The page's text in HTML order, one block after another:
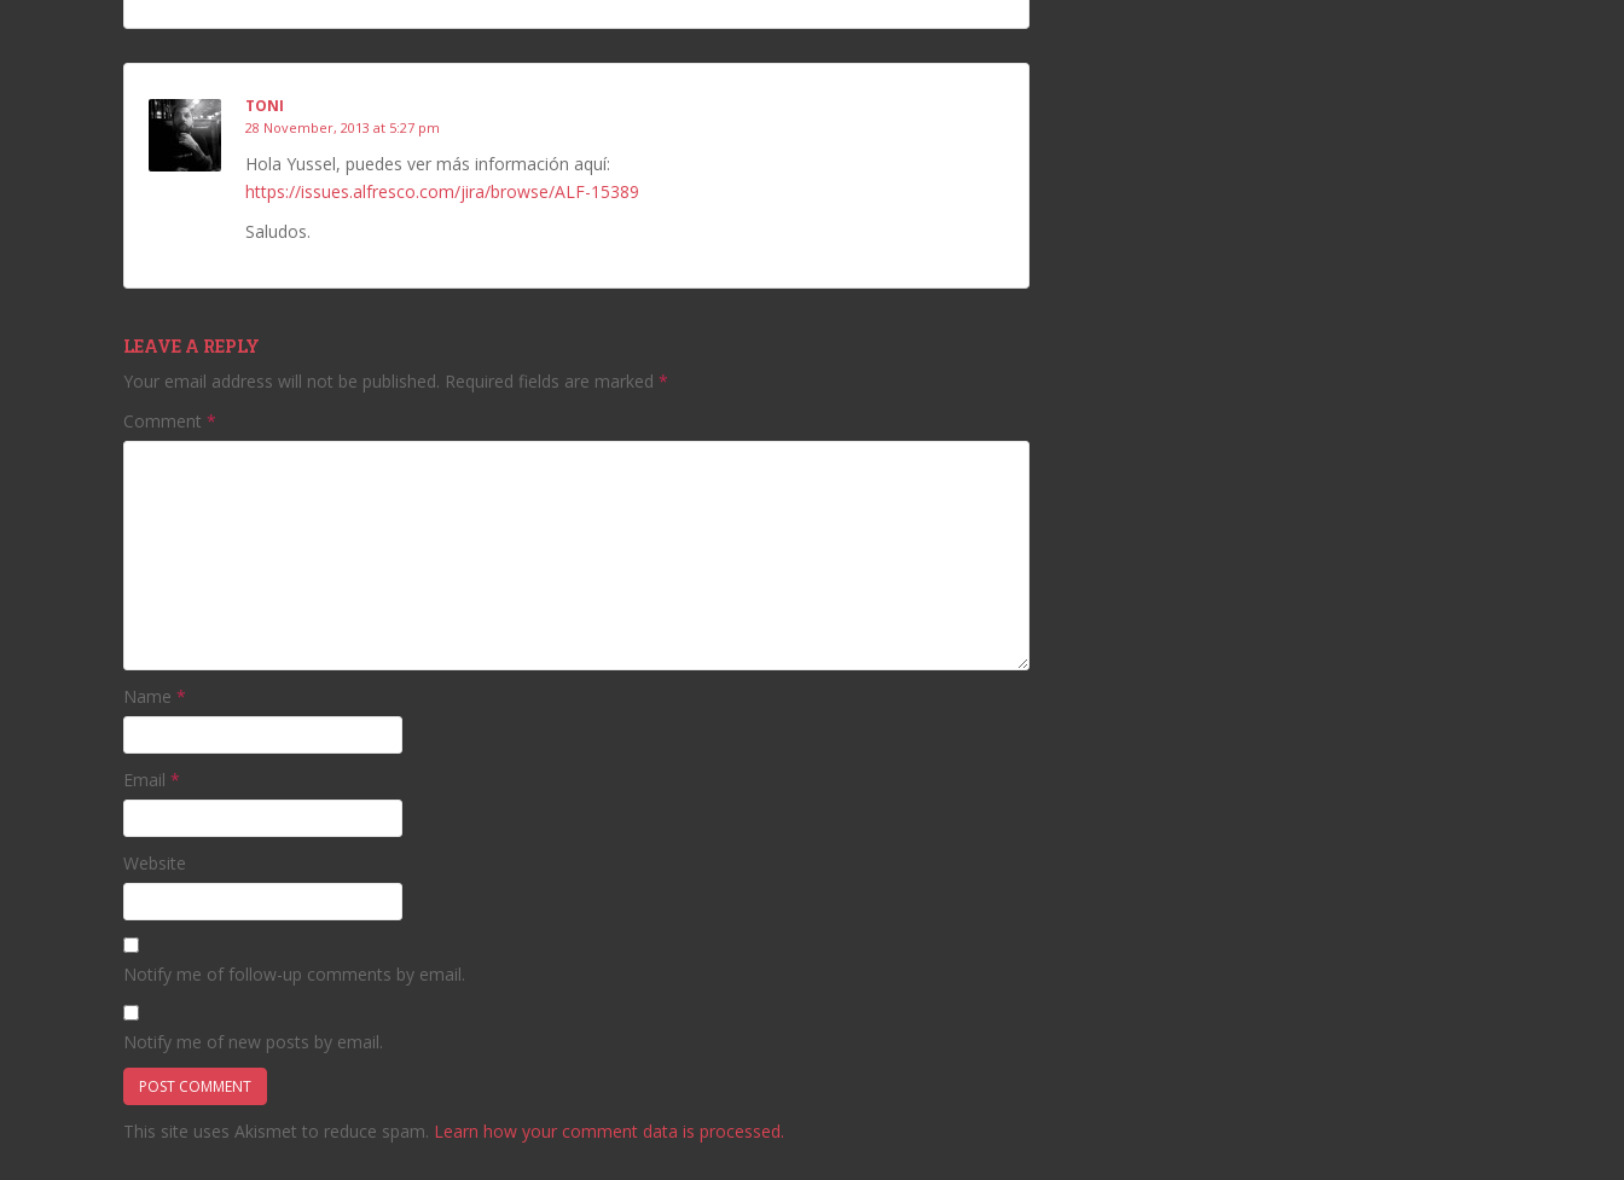
TONI
28 November, 2013 at 5:27 pm
Hola Yussel, puedes ver más información aquí:
https://issues.alfresco.com/jira/browse/ALF-15389
Saludos.
LEAVE A REPLY
Your email address will not be published. Required fields are marked *
Comment *
Name *
Email *
Website
Notify me of follow-up comments by email.
Notify me of new posts by email.
This site uses Akismet to reduce spam. Learn how your comment data is processed.